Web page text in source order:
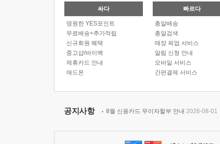
싸다
영원한 YES포인트
무료배송+추가적립
신규회원 혜택
중고샵/바이백
제휴카드 안내
애드온
빠르다
총알배송
총알검색
매장 픽업 서비스
알림 신청 안내
모바일 서비스
간편결제 서비스
공지사항 8월 신용카드 무이자할부 안내 2026-08-01